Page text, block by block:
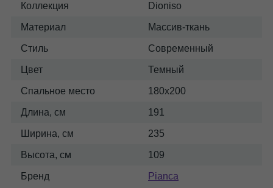
Коллекция Dioniso
Материал Массив-ткань
Стиль Современный
Цвет Темный
Спальное место 180x200
Длина, см 191
Ширина, см 235
Высота, см 109
Бренд Pianca